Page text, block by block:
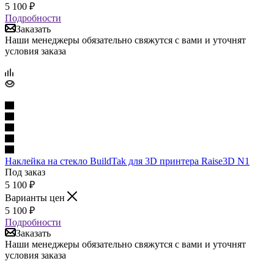
5 100 ₽
Подробности
Заказать
Наши менеджеры обязательно свяжутся с вами и уточнят
условия заказа
Наклейка на стекло BuildTak для 3D принтера Raise3D N1
Под заказ
5 100 ₽
Варианты цен
5 100 ₽
Подробности
Заказать
Наши менеджеры обязательно свяжутся с вами и уточнят
условия заказа